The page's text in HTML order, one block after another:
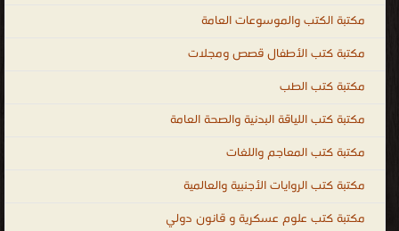
مكتبة الكتب والموسوعات العامة
مكتبة كتب الأطفال قصص ومجلات
مكتبة كتب الطب
مكتبة كتب اللياقة البدنية والصحة العامة
مكتبة كتب المعاجم واللغات
مكتبة كتب الروايات الأجنبية والعالمية
مكتبة كتب علوم عسكرية و قانون دولي